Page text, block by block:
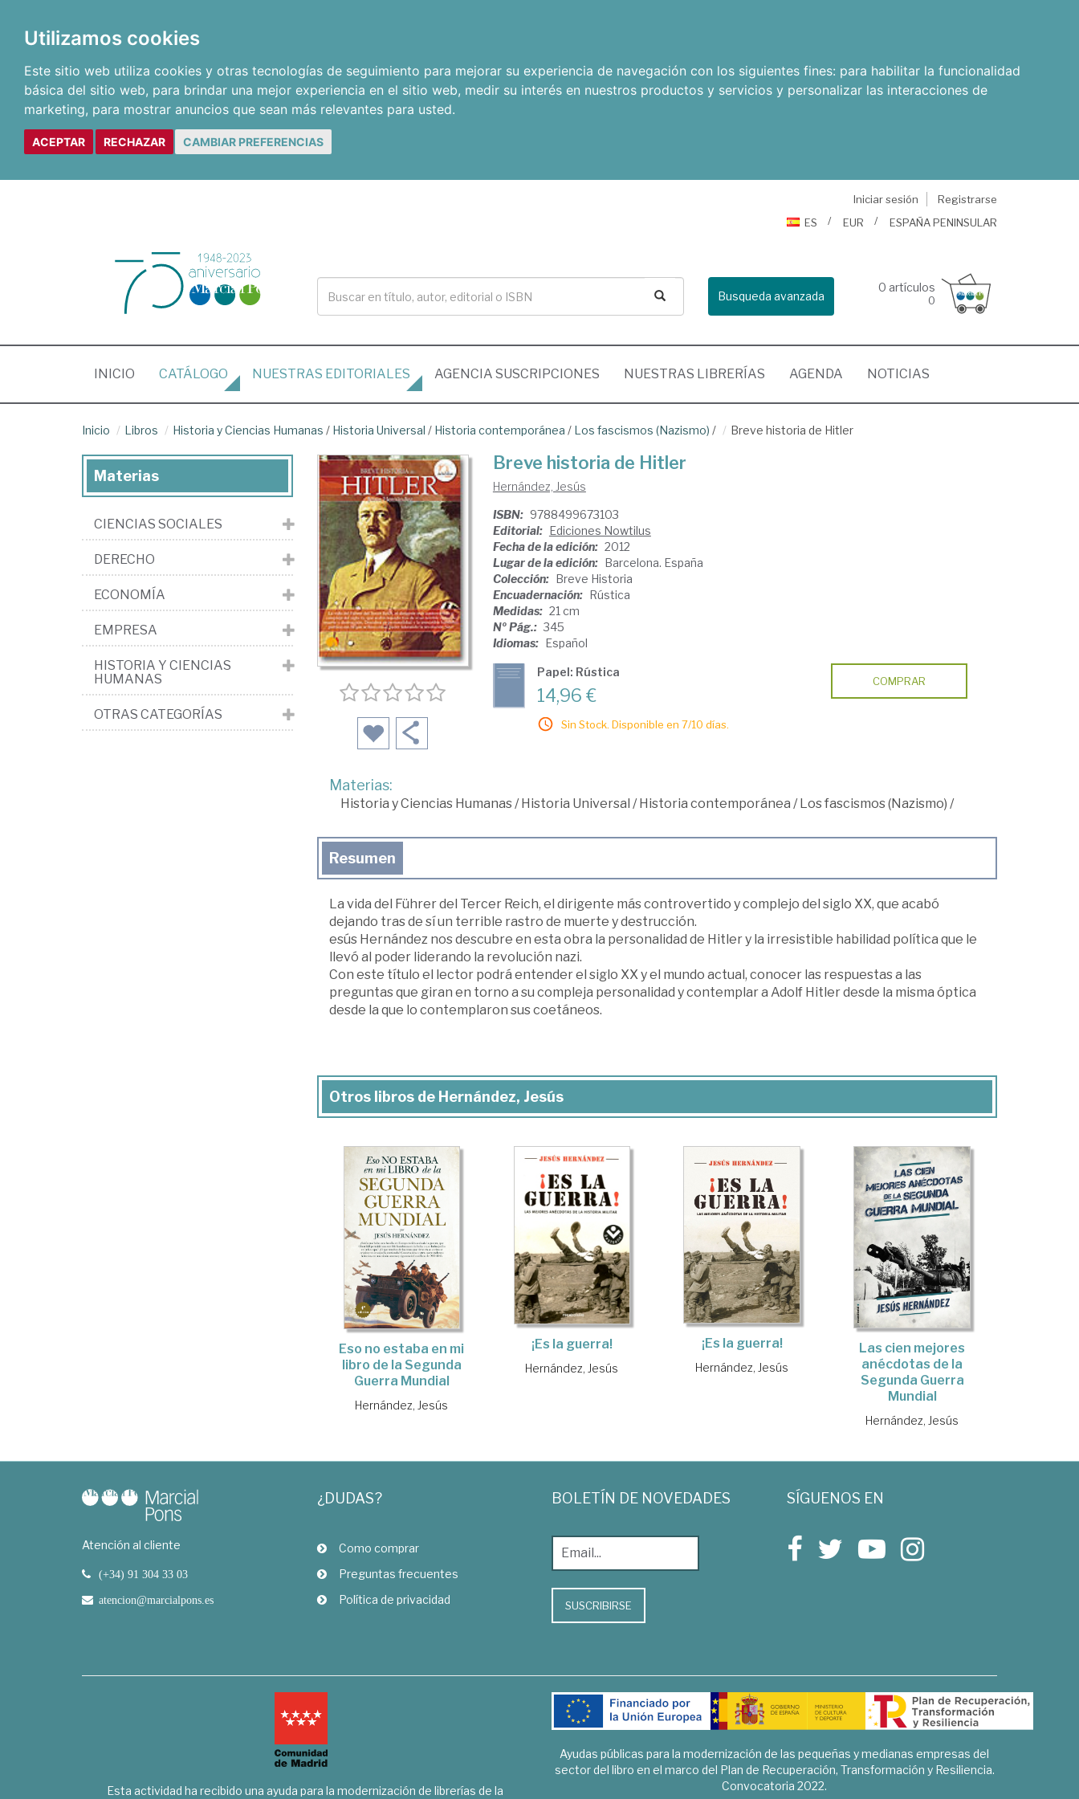
Utilizamos cookies
Este sitio web utiliza cookies y otras tecnologías de seguimiento para mejorar su experiencia de navegación con los siguientes fines: para habilitar la funcionalidad
básica del sitio web, para brindar una mejor experiencia en el sitio web, medir su interés en nuestros productos y servicios y personalizar las interacciones de
marketing, para mostrar anuncios que sean más relevantes para usted.
ACEPTAR RECHAZAR CAMBIAR PREFERENCIAS
Iniciar sesión
Registrarse
ES
EUR ESPAÑA PENINSULAR
Busqueda avanzada
0 artículos
0
INICIO (CURRENT)
CATÁLOGO NUESTRAS EDITORIALES AGENCIA SUSCRIPCIONES NUESTRAS LIBRERÍAS AGENDA NOTICIAS
Inicio Libros Historia y Ciencias Humanas / Historia Universal / Historia contemporánea / Los fascismos (Nazismo) / Breve historia de Hitler
Breve historia de Hitler
Hernández, Jesús
ISBN: 9788499673103
Editorial: Ediciones Nowtilus
Fecha de la edición: 2012
Lugar de la edición: Barcelona. España
Colección: Breve Historia
Encuadernación: Rústica
Medidas: 21 cm
Nº Pág.: 345
Idiomas: Español
Papel: Rústica
14,96 €
Sin Stock. Disponible en 7/10 días.
COMPRAR
Materias:
Historia y Ciencias Humanas/Historia Universal /Historia contemporánea /Los fascismos (Nazismo) /
Resumen
La vida del Führer del Tercer Reich, el dirigente más controvertido y complejo del siglo XX, que acabó
dejando tras de sí un terrible rastro de muerte y destrucción.
esús Hernández nos descubre en esta obra la personalidad de Hitler y la irresistible habilidad política que le
llevó al poder liderando la revolución nazi.
Con este título el lector podrá entender el siglo XX y el mundo actual, conocer las respuestas a las
preguntas que giran en torno a su compleja personalidad y contemplar a Adolf Hitler desde la misma óptica
desde la que lo contemplaron sus coetáneos.
Otros libros de Hernández, Jesús
Eso no estaba en mi
libro de la Segunda
Guerra Mundial
Hernández, Jesús
¡Es la guerra!
Hernández, Jesús
¡Es la guerra!
Hernández, Jesús
Las cien mejores
anécdotas de la
Segunda Guerra
Mundial
Hernández, Jesús
Materias
CIENCIAS SOCIALES
DERECHO
ECONOMÍA
EMPRESA
HISTORIA Y CIENCIAS
HUMANAS
OTRAS CATEGORÍAS
Atención al cliente
(+34) 91 304 33 03
atencion@marcialpons.es
¿DUDAS?
Como comprar
Preguntas frecuentes
Política de privacidad
BOLETÍN DE NOVEDADES
SUSCRIBIRSE
SÍGUENOS EN
Esta actividad ha recibido una ayuda para la modernización de librerías de la
Ayudas públicas para la modernización de las pequeñas y medianas empresas del
sector del libro en el marco del Plan de Recuperación, Transformación y Resiliencia.
Convocatoria 2022.